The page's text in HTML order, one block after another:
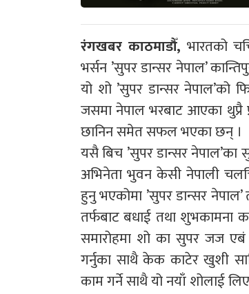
रंगखबर काठमाडौँ, भारतको
भर्सन ’सुपर डान्सर नेपाल’
यो शो ’सुपर डान्सर
जसमा नेपाल भरबाट आएका थुप्रै
छानिन समेत सफल भएका छन् ।
यसै बिच ’सुपर डान्सर
अभिनेता भुवन केसी नेपाली
हुनु भएकोमा ’सुपर डान्सर
तर्फबाट बधाई तथा शुभकामना
समारोहमा शो का सुपर जज एबं
गर्नुका साथै केक काटेर खुशी
काम गर्ने साथै यो नयाँ शोलाई